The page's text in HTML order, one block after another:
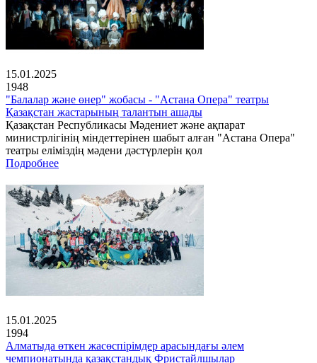
15.01.2025
1948
"Балалар және өнер" жобасы - "Астана Опера" театры
Қазақстан жастарының талантын ашады
Қазақстан Республикасы Мәдениет және ақпарат
министрлігінің міндеттерінен шабыт алған "Астана Опера"
театры еліміздің мәдени дәстүрлерін қол
Подробнее
15.01.2025
1994
Алматыда өткен жасөспірімдер арасындағы әлем
чемпионатында қазақстандық Фристайлшылар